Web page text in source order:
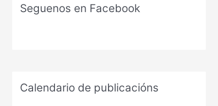
Seguenos en Facebook
Calendario de publicacións